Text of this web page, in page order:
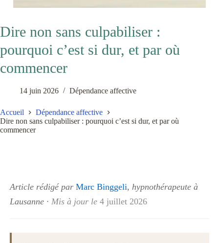
Dire non sans culpabiliser :
pourquoi c’est si dur, et par où
commencer
14 juin 2026 Dépendance affective
Accueil
Dépendance affective
Dire non sans culpabiliser : pourquoi c’est si dur, et par où
commencer
Article rédigé par Marc Binggeli, hypnothérapeute à
Lausanne · Mis à jour le 4 juillet 2026